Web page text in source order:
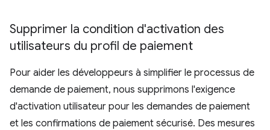
Supprimer la condition d'activation des
utilisateurs du profil de paiement
Pour aider les développeurs à simplifier le processus de
demande de paiement, nous supprimons l'exigence
d'activation utilisateur pour les demandes de paiement
et les confirmations de paiement sécurisé. Des mesures